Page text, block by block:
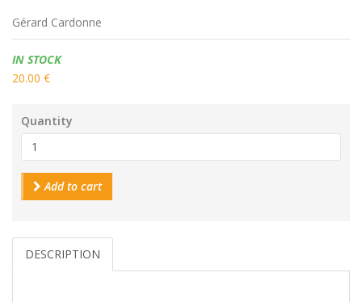
Gérard Cardonne
Availability:
IN STOCK
20.00 €
Quantity
Add to cart
DESCRIPTION